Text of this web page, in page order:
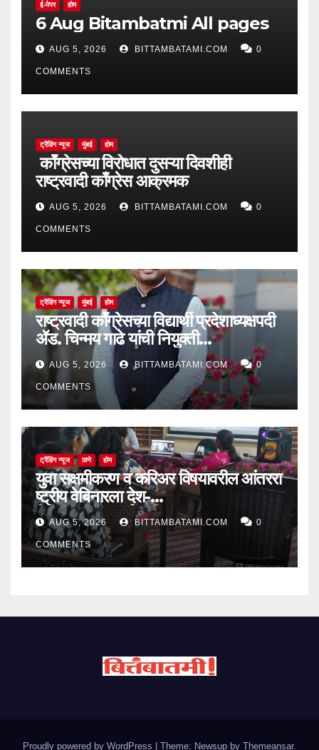
ई-पेपर होम
6 Aug Bitambatmi All pages
AUG 5, 2026 BITTAMBATAMI.COM 0
COMMENTS
ट्रेंडिंग न्यूज मुंबई होम
काँग्रेसच्या विरोधात दुसऱ्या दिवशीही
राष्ट्रवादी काँग्रेस आक्रमक
AUG 5, 2026 BITTAMBATAMI.COM 0
COMMENTS
ट्रेंडिंग न्यूज मुंबई होम
राष्ट्रवादी काँग्रेसच्या विद्यार्थी प्रदेशाध्यक्षपदी
ॲड. चिन्मय गाढे यांची नियुक्ती…
AUG 5, 2026 BITTAMBATAMI.COM 0
COMMENTS
ट्रेंडिंग न्यूज ठाणे होम
युवा सक्षमीकरण व करिअर विषयावरील आंतररा
ष्ट्रीय वेबिनारला देश-
विदेशातून उत्स्फूर्त प्रतिसाद
AUG 5, 2026 BITTAMBATAMI.COM 0
COMMENTS
Proudly powered by WordPress | Theme: Newsup by Themeansar.